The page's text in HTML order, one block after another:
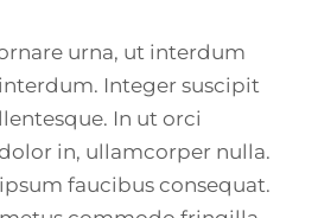
urna, ut interdum
Integer suscipit
In ut orci
in, ullamcorper nulla.
faucibus consequat.